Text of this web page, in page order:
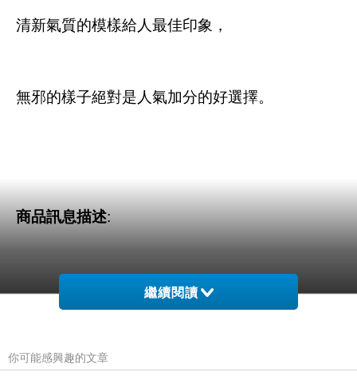
清新氣質的模樣給人最佳印象，
無邪的樣子絕對是人氣加分的好選擇。
商品訊息描述:
CANDY小舖 大圓領英文字母撞色棉質長上衣(淺
繼續閱讀
你可能感興趣的文章